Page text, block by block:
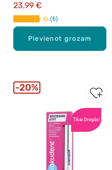
Pievienot grozam
23,99 €
6
Tikai Drogās!
20%